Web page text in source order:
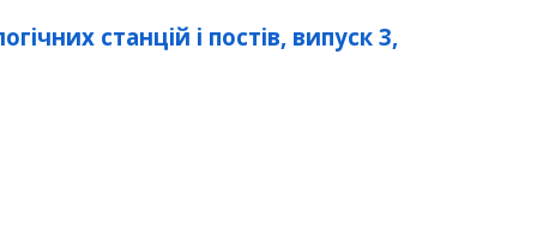
станцій і постів, випуск 3,